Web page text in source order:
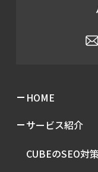
HOME
サービス紹介
CUBEのSEO対策